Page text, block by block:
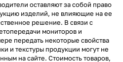
оставляют за собой право
изделий, не влияющие на ее
решение. В связи с
мониторов и
передать некоторые свойства
и текстуры продукции могут не
на сайте. Стоимость товаров,